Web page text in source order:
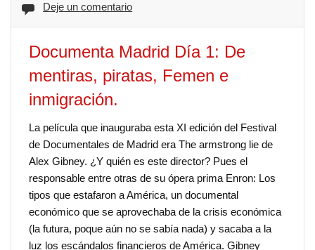
Deje un comentario
Documenta Madrid Día 1: De
mentiras, piratas, Femen e
inmigración.
La película que inauguraba esta XI edición del Festival
de Documentales de Madrid era The armstrong lie de
Alex Gibney. ¿Y quién es este director? Pues el
responsable entre otras de su ópera prima Enron: Los
tipos que estafaron a América, un documental
económico que se aprovechaba de la crisis económica
(la futura, poque aún no se sabía nada) y sacaba a la
luz los escándalos financieros de América. Gibney